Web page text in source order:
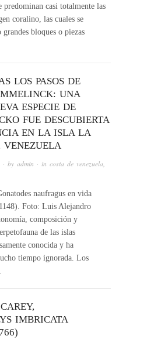
predominan casi totalmente las
coralino, las cuales se
bloques o piezas
LOS PASOS DE
UNA
ESPECIE DE
FUE DESCUBIERTA
EN LA ISLA LA
· by admin · in costa de venezuela
naufragus en vida
Foto: Luis Alejandro
composición y
de las islas
conocida y ha
tiempo ignorada. Los
IMBRICATA